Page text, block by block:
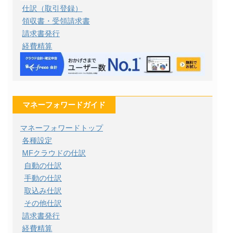
仕訳（取引登録）
領収書・受領請求書
請求書発行
経費精算
マネーフォワードガイド
マネーフォワードトップ
各種設定
MFクラウドの仕訳
自動の仕訳
手動の仕訳
取込み仕訳
その他仕訳
請求書発行
経費精算